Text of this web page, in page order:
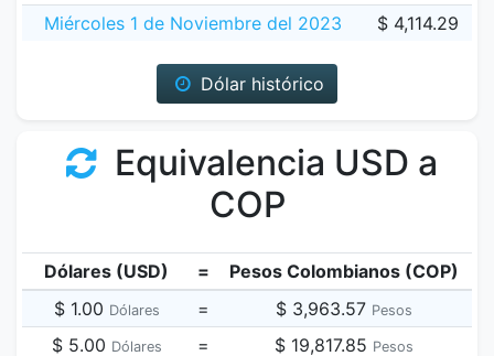
Miércoles 1 de Noviembre del 2023
$ 4,114.29
Dólar histórico
Equivalencia USD a
COP
Dólares (USD) =
Pesos Colombianos (COP)
$ 1.00 Dólares = $ 3,963.57 Pesos
$ 5.00 Dólares = $ 19,817.85 Pesos